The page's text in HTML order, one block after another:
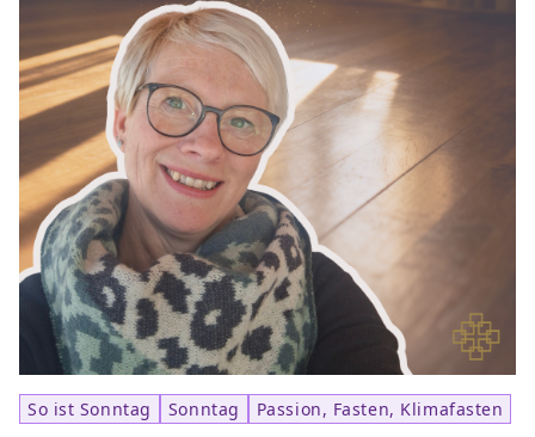
So ist Sonntag Sonntag Passion, Fasten, Klimafasten